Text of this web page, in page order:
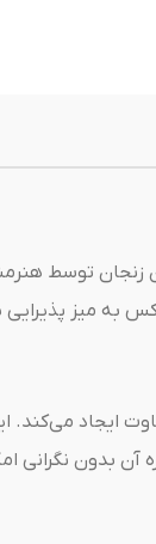
زنجان توسط
به میز
می‌کند.
آن بدون نگرانی